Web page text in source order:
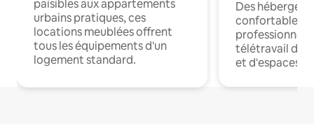
paisibles aux appartements
urbains pratiques, ces
locations meublées offrent
tous les équipements d'un
logement standard.
Des
confortables
professionnels
télétravail
et d'espaces